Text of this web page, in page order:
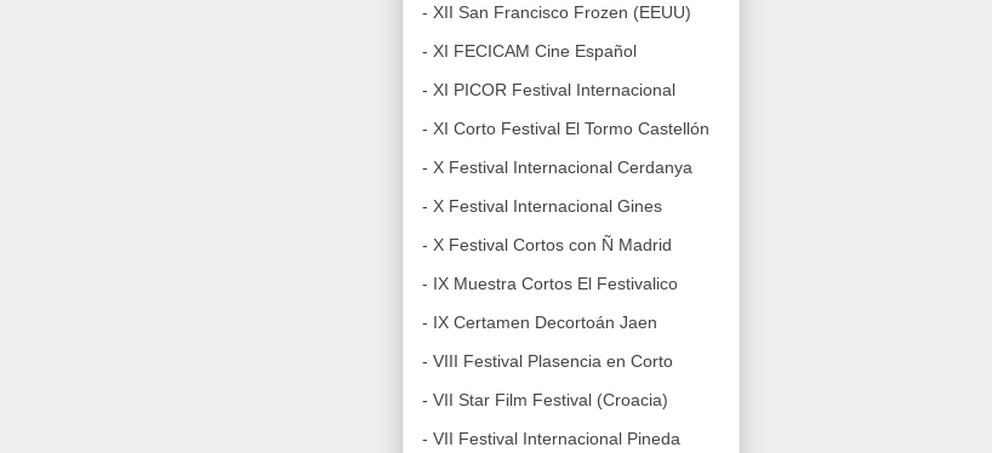
- XII San Francisco Frozen (EEUU)
- XI FECICAM Cine Español
- XI PICOR Festival Internacional
- XI Corto Festival El Tormo Castellón
- X Festival Internacional Cerdanya
- X Festival Internacional Gines
- X Festival Cortos con Ñ Madrid
- IX Muestra Cortos El Festivalico
- IX Certamen Decortoán Jaen
- VIII Festival Plasencia en Corto
- VII Star Film Festival (Croacia)
- VII Festival Internacional Pineda